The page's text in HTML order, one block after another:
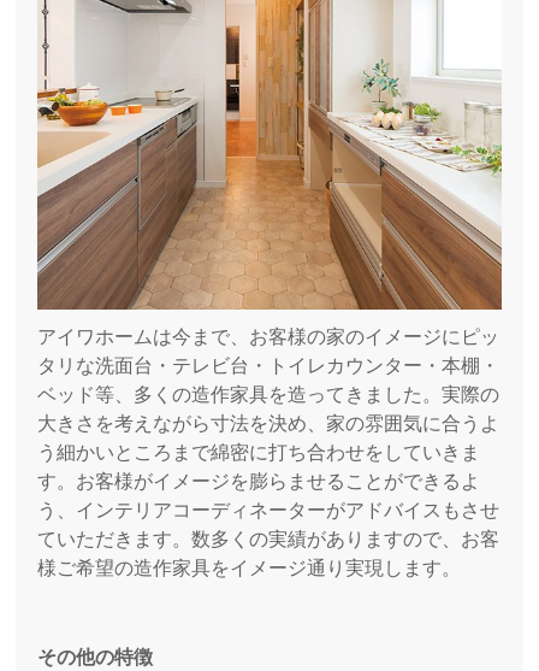
アイワホームは今まで、お客様の家のイメージにピッ
タリな洗面台・テレビ台・トイレカウンター・本棚・
ベッド等、多くの造作家具を造ってきました。実際の
大きさを考えながら寸法を決め、家の雰囲気に合うよ
う細かいところまで綿密に打ち合わせをしていきま
す。お客様がイメージを膨らませることができるよ
う、インテリアコーディネーターがアドバイスもさせ
ていただきます。数多くの実績がありますので、お客
様ご希望の造作家具をイメージ通り実現します。
その他の特徴